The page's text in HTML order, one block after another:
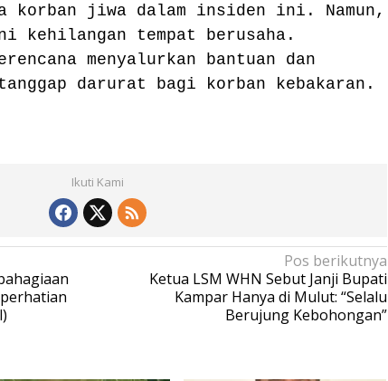
korban jiwa dalam insiden ini. Namun,
kehilangan tempat berusaha.
menyalurkan bantuan dan
darurat bagi korban kebakaran.
Ikuti Kami
Pos berikutnya
Ketua LSM WHN Sebut Janji Bupati
Kampar Hanya di Mulut: “Selalu
Berujung Kebohongan”